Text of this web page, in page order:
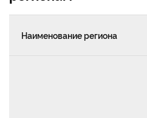
Наименование региона